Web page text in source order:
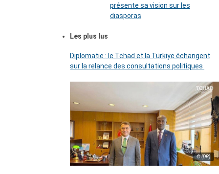
présente sa vision sur les
diasporas
Les plus lus
Diplomatie : le Tchad et la Türkiye échangent
sur la relance des consultations politiques
© (DR)